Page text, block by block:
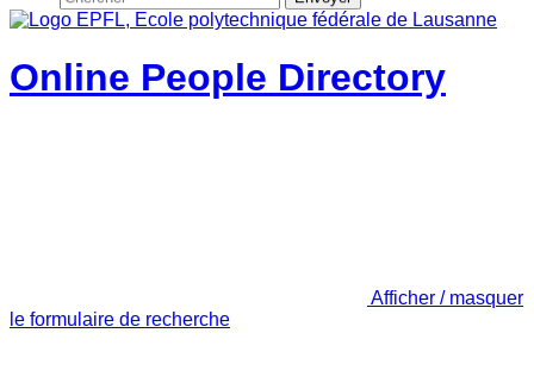
Online People Directory
Afficher / masquer
le formulaire de recherche